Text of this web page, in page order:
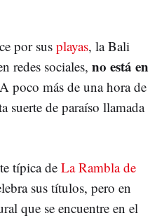
por sus playas, la Bali
redes sociales, no está en
poco más de una hora de
suerte de paraíso llamada
típica de La Rambla de
sus títulos, pero en
que se encuentre en el